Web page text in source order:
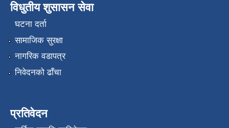
विधुतीय शुसासन सेवा
घटना दर्ता
सामाजिक सुरक्षा
नागरिक वडापत्र
निवेदनको ढाँचा
प्रतिवेदन